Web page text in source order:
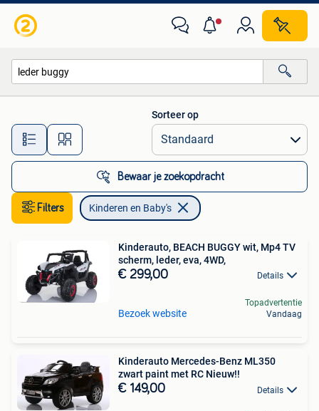
Alle afstanden…
Sorteer op
Bewaar je zoekopdracht
Filters Kinderen en Baby's
Kinderauto, BEACH BUGGY wit, Mp4 TV
scherm, leder, eva, 4WD,
€ 299,00 Details
Bezoek website
Topadvertentie
Vandaag
Kinderauto Mercedes-Benz ML350
zwart paint met RC Nieuw!!
€ 149,00 Details